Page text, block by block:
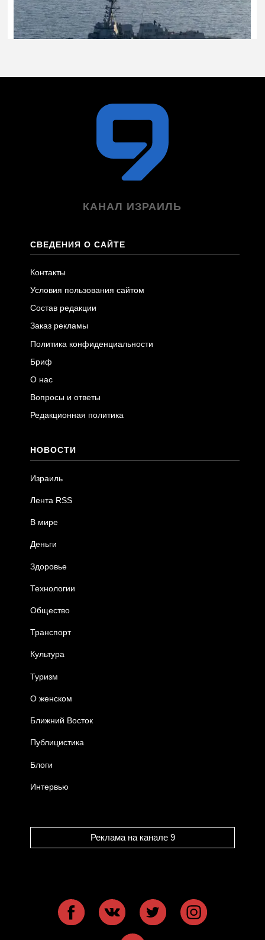
КАНАЛ ИЗРАИЛЬ
СВЕДЕНИЯ О САЙТЕ
Контакты
Условия пользования сайтом
Состав редакции
Заказ рекламы
Политика конфиденциальности
Бриф
О нас
Вопросы и ответы
Редакционная политика
НОВОСТИ
Израиль
Лента RSS
В мире
Деньги
Здоровье
Технологии
Общество
Транспорт
Культура
Туризм
О женском
Ближний Восток
Публицистика
Блоги
Интервью
Реклама на канале 9